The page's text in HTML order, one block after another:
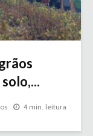
4 min. leitura